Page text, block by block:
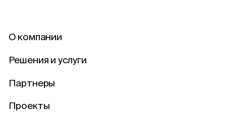
О компании
Решения и услуги
Партнеры
Проекты